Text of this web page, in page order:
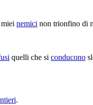
nemici non trionfino di
quelli che si conducono
.